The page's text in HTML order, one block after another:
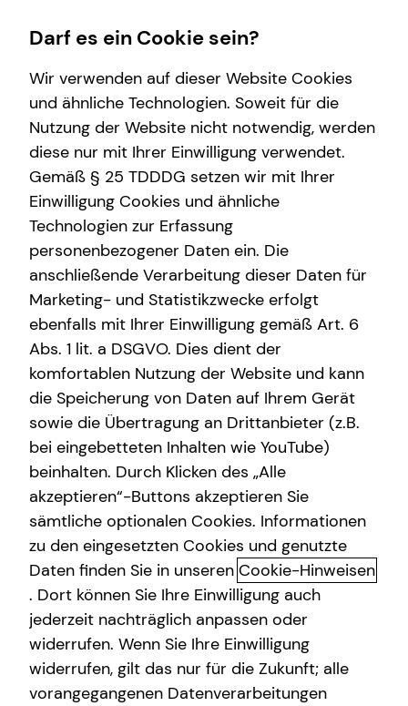
Wissenswertes
Über mich
Über tecis
Finanzberatung
Videoberatung
Spezialisten-Netzwerk
Private Krankenvorsorge
Immobilienfinanzierung
Betriebliche Altersvorsorge
Investment
Kapitalanlage Immobilien
Altersvorsorge
Gewerbliche Versicherungen
Arbeitskraftabsicherung
Kindervorsorge
Sach- und Vermögenssicherung
Chantal Rayen
Senior Sales Consultant
E-Mail Anruf
chantal.rayen@tecis.de
Adolf-Dembach-Straße 7
47829 Krefeld
+49 (203) 36983341
+49 (178) 5433137
Geschäftszeiten
Darf es ein Cookie sein?
Wir verwenden auf dieser Website Cookies
und ähnliche Technologien. Soweit für die
Nutzung der Website nicht notwendig, werden
diese nur mit Ihrer Einwilligung verwendet.
Gemäß § 25 TDDDG setzen wir mit Ihrer
Einwilligung Cookies und ähnliche
Technologien zur Erfassung
personenbezogener Daten ein. Die
anschließende Verarbeitung dieser Daten für
Marketing- und Statistikzwecke erfolgt
ebenfalls mit Ihrer Einwilligung gemäß Art. 6
Abs. 1 lit. a DSGVO. Dies dient der
komfortablen Nutzung der Website und kann
die Speicherung von Daten auf Ihrem Gerät
sowie die Übertragung an Drittanbieter (z.B.
bei eingebetteten Inhalten wie YouTube)
beinhalten. Durch Klicken des „Alle
akzeptieren“-Buttons akzeptieren Sie
sämtliche optionalen Cookies. Informationen
zu den eingesetzten Cookies und genutzte
Daten finden Sie in unseren Cookie-Hinweisen
. Dort können Sie Ihre Einwilligung auch
jederzeit nachträglich anpassen oder
widerrufen. Wenn Sie Ihre Einwilligung
widerrufen, gilt das nur für die Zukunft; alle
vorangegangenen Datenverarbeitungen